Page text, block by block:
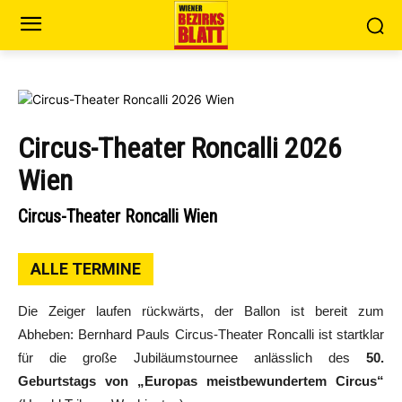
Circus-Theater Roncalli 2026
Wien
Circus-Theater Roncalli Wien
ALLE TERMINE
Die Zeiger laufen rückwärts, der Ballon ist bereit zum
Abheben: Bernhard Pauls Circus-Theater Roncalli ist startklar
für die große Jubiläumstournee anlässlich des 50.
Geburtstags von „Europas meistbewundertem Circus“